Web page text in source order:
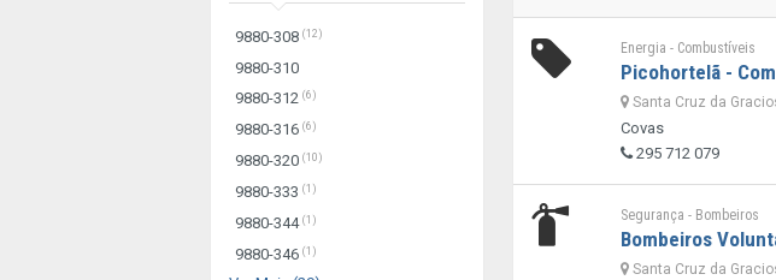
9880-308 (12)
9880-310
9880-312 (6)
9880-316 (6)
9880-320 (10)
9880-333 (1)
9880-344 (1)
9880-346 (1)
Energia - Combustíveis
Picohortelã -
Santa Cruz da
Covas
295 712 079
Segurança - Bombeiros
Bombeiros
Santa Cruz da